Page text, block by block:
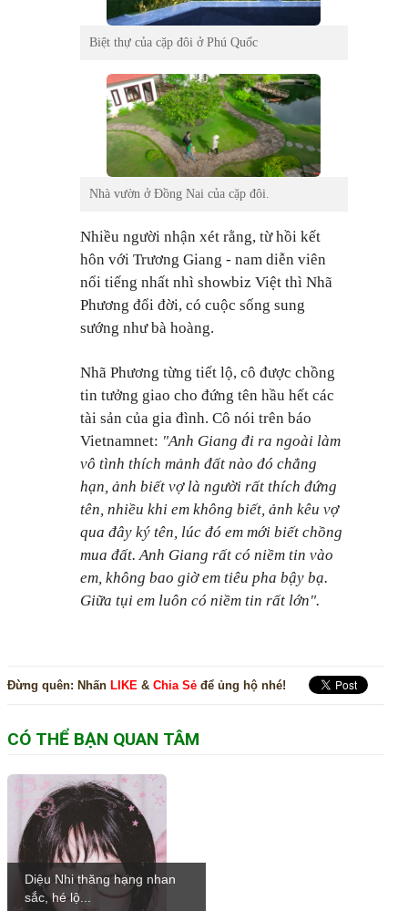
Biệt thự của cặp đôi ở Phú Quốc
Nhà vườn ở Đồng Nai của cặp đôi.
Nhiều người nhận xét rằng, từ hồi kết
hôn với Trương Giang - nam diễn viên
nổi tiếng nhất nhì showbiz Việt thì Nhã
Phương đổi đời, có cuộc sống sung
sướng như bà hoàng.
Nhã Phương từng tiết lộ, cô được chồng
tin tưởng giao cho đứng tên hầu hết các
tài sản của gia đình. Cô nói trên báo
Vietnamnet: "Anh Giang đi ra ngoài làm
vô tình thích mảnh đất nào đó chẳng
hạn, ảnh biết vợ là người rất thích đứng
tên, nhiều khi em không biết, ảnh kêu vợ
qua đây ký tên, lúc đó em mới biết chồng
mua đất. Anh Giang rất có niềm tin vào
em, không bao giờ em tiêu pha bậy bạ.
Giữa tụi em luôn có niềm tin rất lớn".
Đừng quên: Nhấn LIKE & Chia Sẻ để ủng hộ nhé!
CÓ THỂ BẠN QUAN TÂM
Diệu Nhi thăng hạng nhan
sắc, hé lộ...